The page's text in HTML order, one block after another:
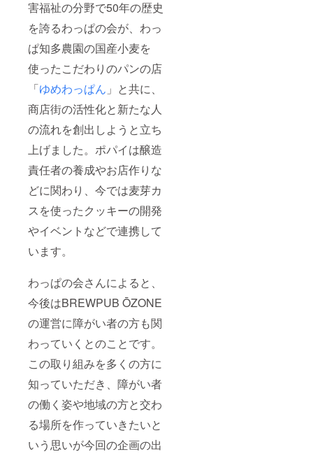
害福祉の分野で50年の歴史
を誇るわっぱの会が、わっ
ぱ知多農園の国産小麦を
使ったこだわりのパンの店
「ゆめわっぱん 」と共に、
商店街の活性化と新たな人
の流れを創出しようと立ち
上げました。ポパイは醸造
責任者の養成やお店作りな
どに関わり、今では麦芽カ
スを使ったクッキーの開発
やイベントなどで連携して
います。
わっぱの会さんによると、
今後はBREWPUB ŌZONE
の運営に障がい者の方も関
わっていくとのことです。
この取り組みを多くの方に
知っていただき、障がい者
の働く姿や地域の方と交わ
る場所を作っていきたいと
いう思いが今回の企画の出